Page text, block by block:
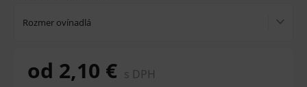
Rozmer ovínadlá
od 2,10 € s DPH